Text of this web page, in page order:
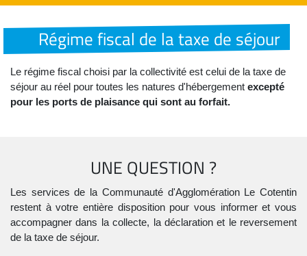
Régime fiscal de la taxe de séjour
Le régime fiscal choisi par la collectivité est celui de la taxe de
séjour au réel pour toutes les natures d'hébergement excepté
pour les ports de plaisance qui sont au forfait.
UNE QUESTION ?
Les services de la Communauté d'Agglomération Le Cotentin
restent à votre entière disposition pour vous informer et vous
accompagner dans la collecte, la déclaration et le reversement
de la taxe de séjour.